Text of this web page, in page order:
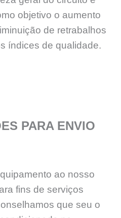
objetivo o aumento
de retrabalhos
índices de qualidade.
PARA ENVIO
ao nosso
fins de serviços
que seu o